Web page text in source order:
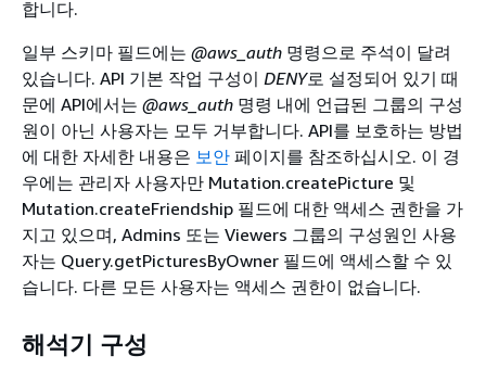
합니다.
일부 스키마 필드에는 @aws_auth 명령으로 주석이 달려
있습니다. API 기본 작업 구성이 DENY로 설정되어 있기 때
문에 API에서는 @aws_auth 명령 내에 언급된 그룹의 구성
원이 아닌 사용자는 모두 거부합니다. API를 보호하는 방법
에 대한 자세한 내용은 보안 페이지를 참조하십시오. 이 경
우에는 관리자 사용자만 Mutation.createPicture 및
Mutation.createFriendship 필드에 대한 액세스 권한을 가
지고 있으며, Admins 또는 Viewers 그룹의 구성원인 사용
자는 Query.getPicturesByOwner 필드에 액세스할 수 있
습니다. 다른 모든 사용자는 액세스 권한이 없습니다.
해석기 구성